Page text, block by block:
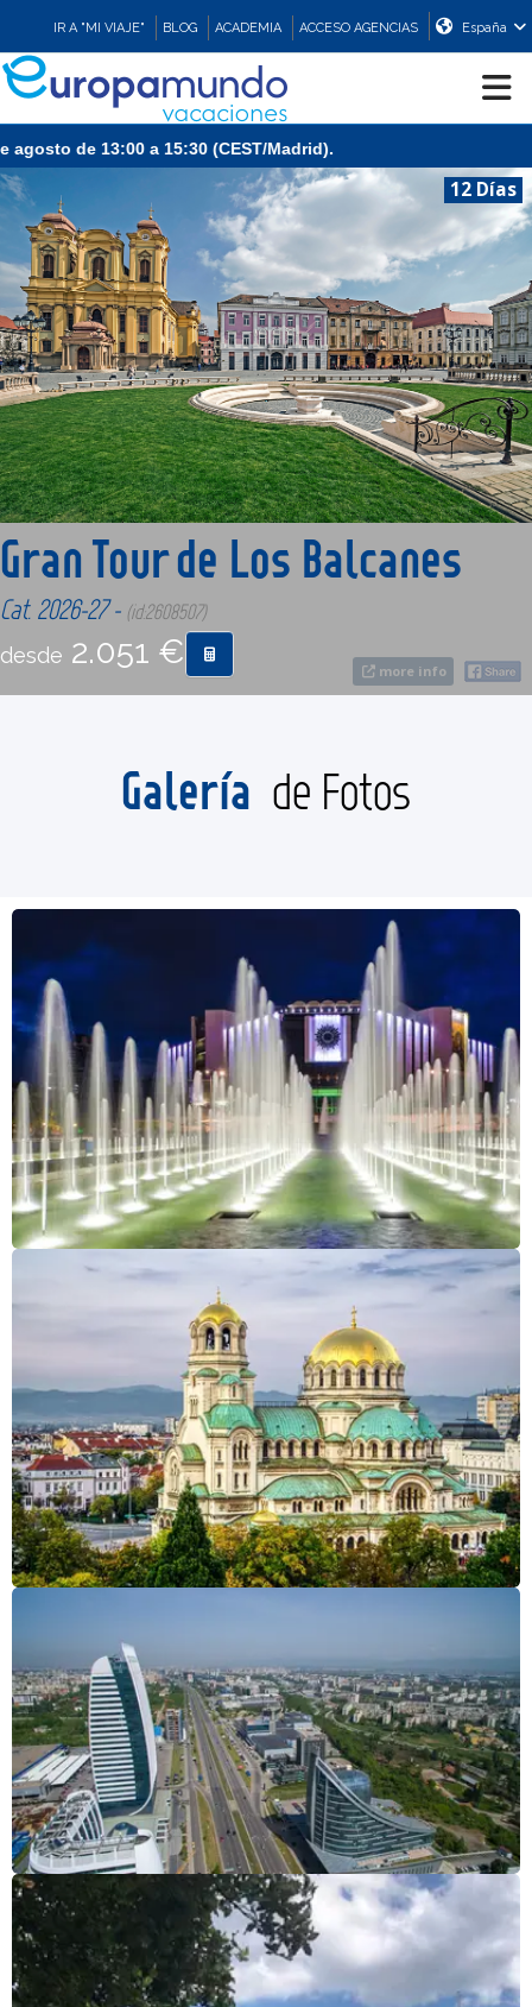
IR A "MI VIAJE" BLOG ACADEMIA ACCESO AGENCIAS España
CRUCEROS
EUROPA
ASIA
ORIENTE
PROMOCIONES
COMPRAR
12 Días
more info
Gran Tour de Los Balcanes
Cat. 2026-27 - (id:2608507)
desde 2.051 €
Galería de Fotos